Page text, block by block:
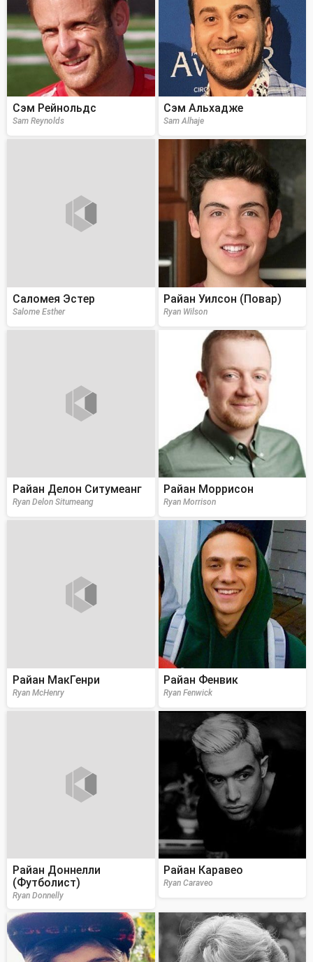
Сэм Рейнольдс
Sam Reynolds
Сэм Альхадже
Sam Alhaje
Саломея Эстер
Salome Esther
Райан Уилсон (Повар)
Ryan Wilson
Райан Делон Ситумеанг
Ryan Delon Situmeang
Райан Моррисон
Ryan Morrison
Райан МакГенри
Ryan McHenry
Райан Фенвик
Ryan Fenwick
Райан Доннелли
(Футболист)
Ryan Donnelly
Райан Каравео
Ryan Caraveo